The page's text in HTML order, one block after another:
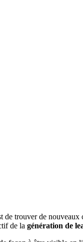
de trouver de
de la génération de